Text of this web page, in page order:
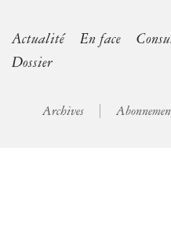
Actualité En face
Dossier
Archives